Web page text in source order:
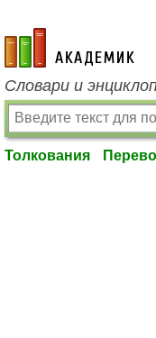
academic.ru
Словари и
Толкования